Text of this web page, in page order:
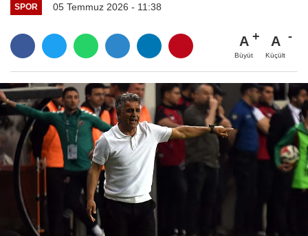
SPOR 05 Temmuz 2026 - 11:38
A
Büyüt
A
Küçült